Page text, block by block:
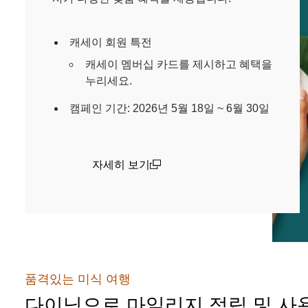
캐세이 회원 특전
캐세이 멤버십 카드를 제시하고 혜택을
누리세요.
캠페인 기간: 2026년 5월 18일 ~ 6월 30일
자세히 보기
품격있는 미식 여행